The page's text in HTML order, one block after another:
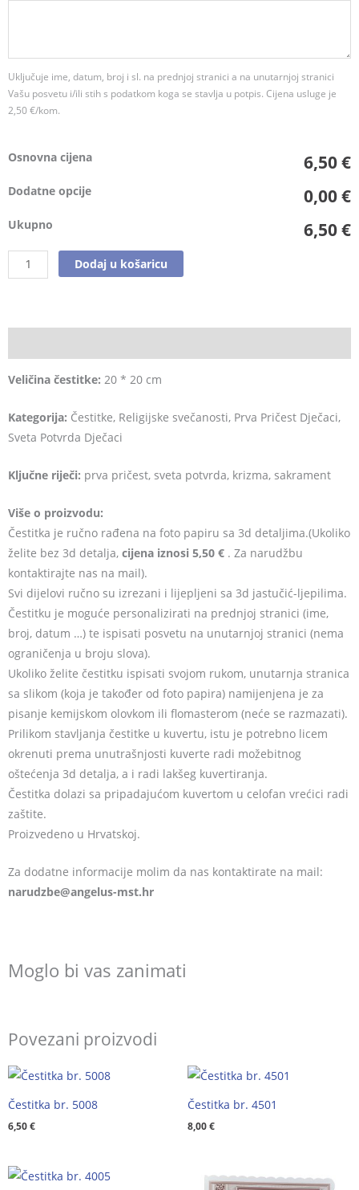
Uključuje ime, datum, broj i sl. na prednjoj stranici a na unutarnjoj stranici
Vašu posvetu i/ili stih s podatkom koga se stavlja u potpis. Cijena usluge je
2,50 €/kom.
Osnovna cijena 6,50 €
Dodatne opcije 0,00 €
Ukupno 6,50 €
Dodaj u košaricu
Veličina čestitke: 20 * 20 cm
Kategorija: Čestitke, Religijske svečanosti, Prva Pričest Dječaci,
Sveta Potvrda Dječaci
Ključne riječi: prva pričest, sveta potvrda, krizma, sakrament
Više o proizvodu:
Čestitka je ručno rađena na foto papiru sa 3d detaljima.(Ukoliko
želite bez 3d detalja, cijena iznosi 5,50 € . Za narudžbu
kontaktirajte nas na mail).
Svi dijelovi ručno su izrezani i lijepljeni sa 3d jastučić-ljepilima.
Čestitku je moguće personalizirati na prednjoj stranici (ime,
broj, datum …) te ispisati posvetu na unutarnjoj stranici (nema
ograničenja u broju slova).
Ukoliko želite čestitku ispisati svojom rukom, unutarnja stranica
sa slikom (koja je također od foto papira) namijenjena je za
pisanje kemijskom olovkom ili flomasterom (neće se razmazati).
Prilikom stavljanja čestitke u kuvertu, istu je potrebno licem
okrenuti prema unutrašnjosti kuverte radi možebitnog
oštećenja 3d detalja, a i radi lakšeg kuvertiranja.
Čestitka dolazi sa pripadajućom kuvertom u celofan vrećici radi
zaštite.
Proizvedeno u Hrvatskoj.
Za dodatne informacije molim da nas kontaktirate na mail:
rh.tsm-sulegna
@ebzduran
Moglo bi vas zanimati
Povezani proizvodi
Čestitka br. 5008
6,50€
Čestitka br. 4501
8,00€